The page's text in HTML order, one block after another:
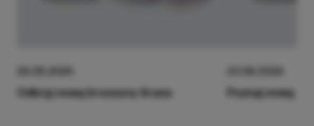
Odkryj nową broszurę Aruna Poznaj nową